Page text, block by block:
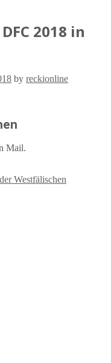
2018 in
by reckionline
Mail.
Westfälischen